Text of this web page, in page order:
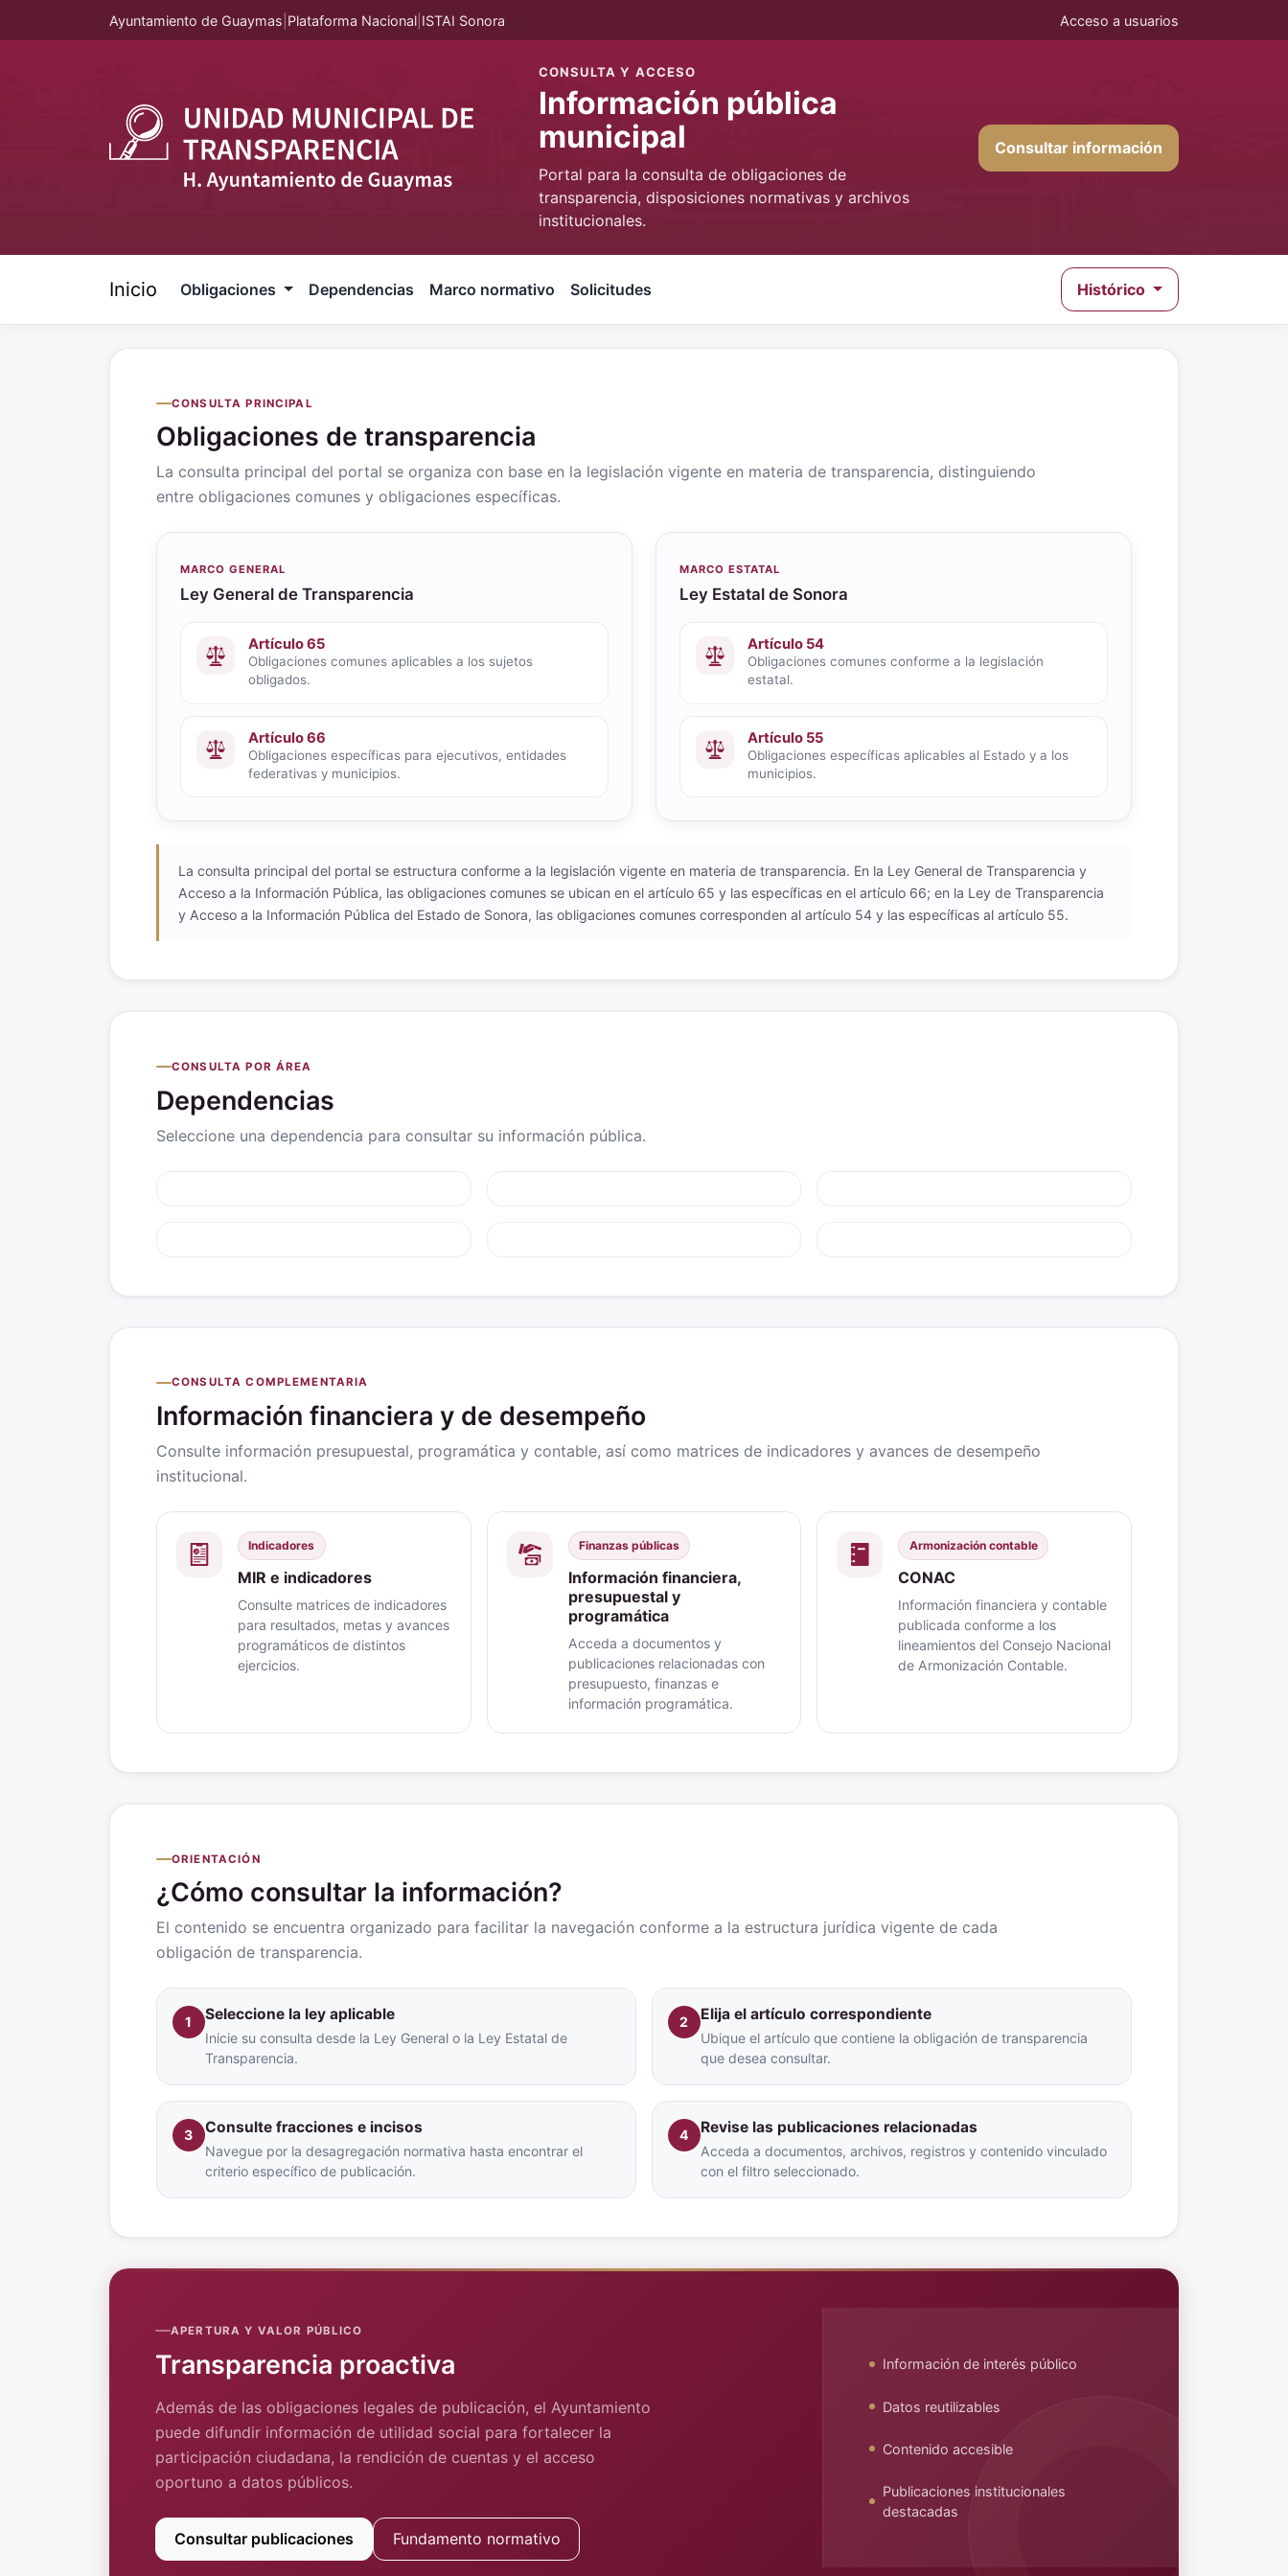
Ayuntamiento de Guaymas Plataforma Nacional ISTAI Sonora Acceso a usuarios
CONSULTA Y ACCESO
Información pública
municipal
Portal para la consulta de obligaciones de
transparencia, disposiciones normativas y archivos
institucionales.
Consultar información
Inicio Obligaciones Dependencias Marco normativo Solicitudes Histórico
CONSULTA PRINCIPAL
Obligaciones de transparencia
La consulta principal del portal se organiza con base en la legislación vigente en materia de transparencia, distinguiendo
entre obligaciones comunes y obligaciones específicas.
MARCO GENERAL
Ley General de Transparencia
Artículo 65
Obligaciones comunes aplicables a los sujetos
obligados.
Artículo 66
Obligaciones específicas para ejecutivos, entidades
federativas y municipios.
MARCO ESTATAL
Ley Estatal de Sonora
Artículo 54
Obligaciones comunes conforme a la legislación
estatal.
Artículo 55
Obligaciones específicas aplicables al Estado y a los
municipios.
La consulta principal del portal se estructura conforme a la legislación vigente en materia de transparencia. En la Ley General de Transparencia y
Acceso a la Información Pública, las obligaciones comunes se ubican en el artículo 65 y las específicas en el artículo 66; en la Ley de Transparencia
y Acceso a la Información Pública del Estado de Sonora, las obligaciones comunes corresponden al artículo 54 y las específicas al artículo 55.
CONSULTA POR ÁREA
Dependencias
Seleccione una dependencia para consultar su información pública.
CONSULTA COMPLEMENTARIA
Información financiera y de desempeño
Consulte información presupuestal, programática y contable, así como matrices de indicadores y avances de desempeño
institucional.
Indicadores
MIR e indicadores
Consulte matrices de indicadores
para resultados, metas y avances
programáticos de distintos
ejercicios.
Finanzas públicas
Información financiera,
presupuestal y
programática
Acceda a documentos y
publicaciones relacionadas con
presupuesto, finanzas e
información programática.
Armonización contable
CONAC
Información financiera y contable
publicada conforme a los
lineamientos del Consejo Nacional
de Armonización Contable.
ORIENTACIÓN
¿Cómo consultar la información?
El contenido se encuentra organizado para facilitar la navegación conforme a la estructura jurídica vigente de cada
obligación de transparencia.
1 Seleccione la ley aplicable
Inicie su consulta desde la Ley General o la Ley Estatal de
Transparencia.
2 Elija el artículo correspondiente
Ubique el artículo que contiene la obligación de transparencia
que desea consultar.
3 Consulte fracciones e incisos
Navegue por la desagregación normativa hasta encontrar el
criterio específico de publicación.
4 Revise las publicaciones relacionadas
Acceda a documentos, archivos, registros y contenido vinculado
con el filtro seleccionado.
APERTURA Y VALOR PÚBLICO
Transparencia proactiva
Además de las obligaciones legales de publicación, el Ayuntamiento
puede difundir información de utilidad social para fortalecer la
participación ciudadana, la rendición de cuentas y el acceso
oportuno a datos públicos.
Consultar publicaciones Fundamento normativo
Información de interés público
Datos reutilizables
Contenido accesible
Publicaciones institucionales
destacadas